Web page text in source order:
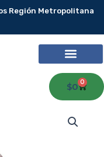
Región Metropolitana
$0 0